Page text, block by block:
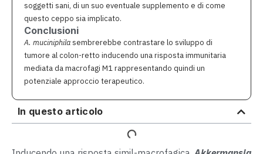
soggetti sani, di un suo eventuale supplemento e di come
questo ceppo sia implicato.
Conclusioni
A. muciniphilasembrerebbe contrastare lo sviluppo di
tumore al colon-retto inducendo una risposta immunitaria
mediata da macrofagi M1 rappresentando quindi un
potenziale approccio terapeutico.
In questo articolo